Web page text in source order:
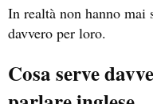
In realtà non hanno mai
davvero per loro.
Cosa serve